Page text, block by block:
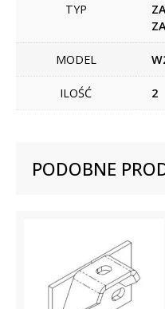
TYP
MODEL
ILOŚĆ 2
PODOBNE